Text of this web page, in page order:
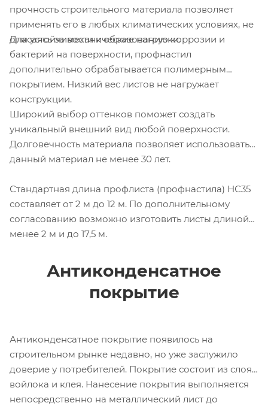
прочность строительного материала позволяет
применять его в любых климатических условиях, не
опасаясь за механические нагрузки.
Для устойчивости к образованию коррозии и
бактерий на поверхности, профнастил
дополнительно обрабатывается полимерным
покрытием. Низкий вес листов не нагружает
конструкции.
Широкий выбор оттенков поможет создать
уникальный внешний вид любой поверхности.
Долговечность материала позволяет использовать
данный материал не менее 30 лет.
Стандартная длина профлиста (профнастила) НС35
составляет от 2 м до 12 м. По дополнительному
согласованию возможно изготовить листы длиной
менее 2 м и до 17,5 м.
Антиконденсатное
покрытие
Антиконденсатное покрытие появилось на
строительном рынке недавно, но уже заслужило
доверие у потребителей. Покрытие состоит из слоя
войлока и клея. Нанесение покрытия выполняется
непосредственно на металлический лист до